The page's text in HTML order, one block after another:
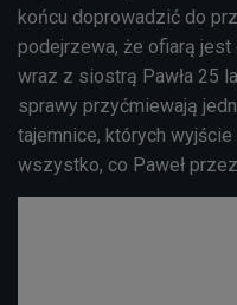
końcu doprowadzić do
podejrzewa, że ofiarą jest
wraz z siostrą Pawła 25
sprawy przyćmiewają
tajemnice, których
wszystko, co Paweł